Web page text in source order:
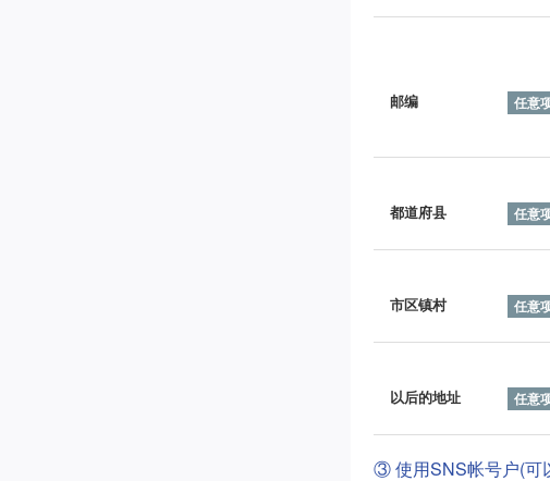
邮编
都道府县
市区镇村
以后的地址
③ 使用SNS帐号户(可